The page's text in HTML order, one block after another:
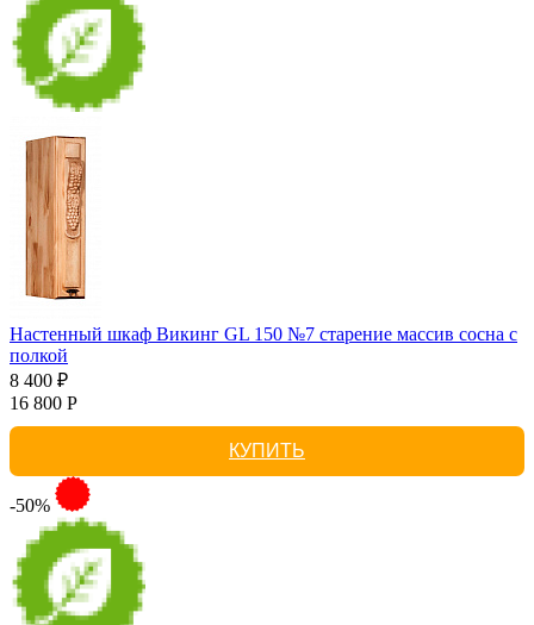
Настенный шкаф Викинг GL 150 №7 старение массив сосна с
полкой
8 400 ₽
16 800 Р
КУПИТЬ
-50%